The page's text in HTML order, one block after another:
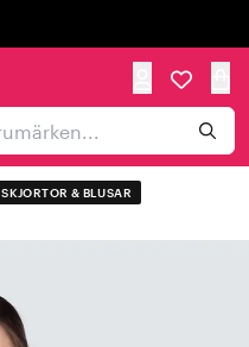
SKJORTOR & BLUSAR